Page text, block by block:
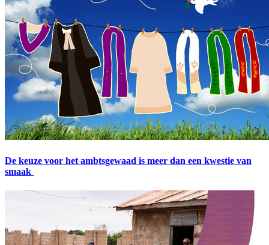
De keuze voor het ambtsgewaad is meer dan een kwestie van
smaak